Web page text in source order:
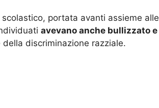
portata avanti assieme alle
avevano anche bullizzato e
discriminazione razziale.